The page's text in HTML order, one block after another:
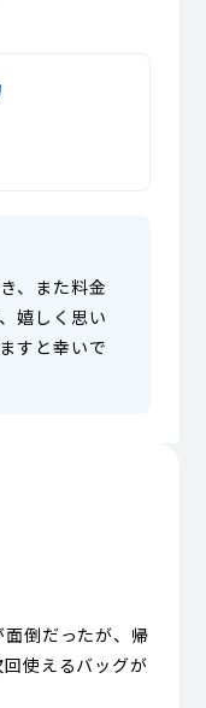
、また料金
嬉しく思い
すと幸いで
倒だったが、帰
使えるバッグが